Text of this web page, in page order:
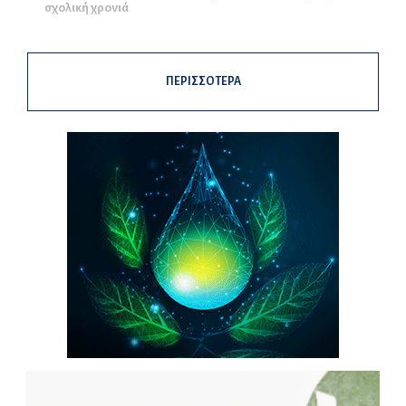
σχολική χρονιά
ΠΕΡΙΣΣΟΤΕΡΑ